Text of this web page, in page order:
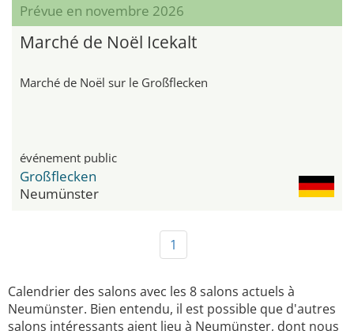
Prévue en novembre 2026
Marché de Noël Icekalt
Marché de Noël sur le Großflecken
événement public
Großflecken
Neumünster
1
Calendrier des salons avec les 8 salons actuels à
Neumünster. Bien entendu, il est possible que d'autres
salons intéressants aient lieu à Neumünster, dont nous